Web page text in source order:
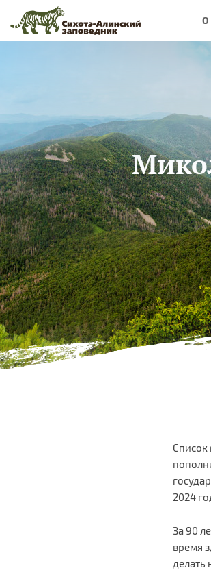
Перейти к основному содержанию
О
Вы здесь
Список
2024
За 90
время
делать